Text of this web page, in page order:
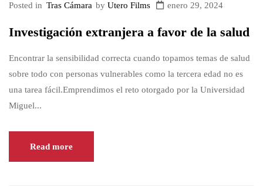
Posted in Tras Cámara by Utero Films enero 29, 2024
Investigación extranjera a favor de la salud
Encontrar la sensibilidad correcta cuando topamos temas de salud
sobre todo con personas vulnerables como la tercera edad no es
una tarea fácil.Emprendimos el reto otorgado por la Universidad
Miguel...
Read more